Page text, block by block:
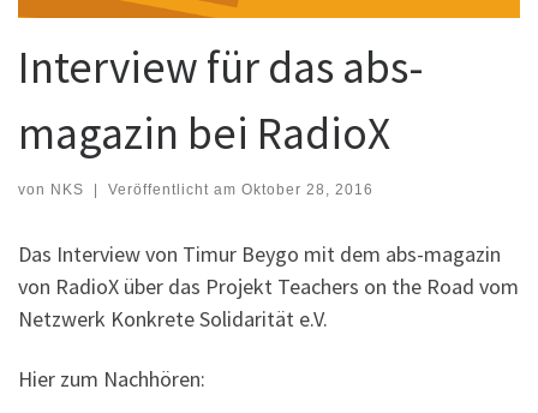
Interview für das abs-
magazin bei RadioX
von NKS Veröffentlicht am Oktober 28, 2016
Das Interview von Timur Beygo mit dem abs-magazin
von RadioX über das Projekt Teachers on the Road vom
Netzwerk Konkrete Solidarität e.V.
Hier zum Nachhören: